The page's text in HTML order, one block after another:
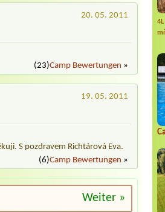
20. 05. 2011
(23)Camp Bewertungen »
19. 05. 2011
S pozdravem Richtárová Eva.
(6)Camp Bewertungen »
Weiter »